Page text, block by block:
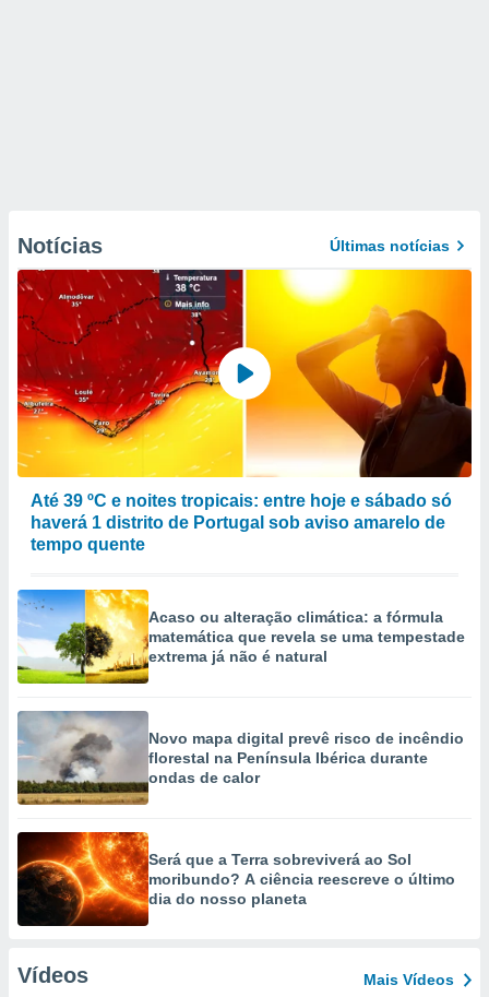
Notícias Últimas notícias
Até 39 ºC e noites tropicais: entre hoje e sábado só
haverá 1 distrito de Portugal sob aviso amarelo de
tempo quente
Acaso ou alteração climática: a fórmula
matemática que revela se uma tempestade
extrema já não é natural
Novo mapa digital prevê risco de incêndio
florestal na Península Ibérica durante
ondas de calor
Será que a Terra sobreviverá ao Sol
moribundo? A ciência reescreve o último
dia do nosso planeta
Vídeos Mais Vídeos